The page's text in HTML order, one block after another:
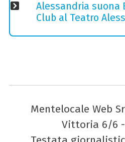
Alessandria suona
Club al Teatro
Mentelocale Web
Vittoria 6/6 -